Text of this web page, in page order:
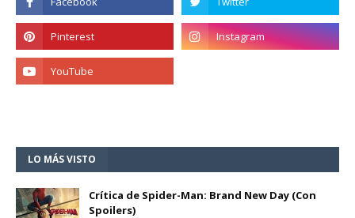
LO MÁS VISTO
Crítica de Spider-Man: Brand New Day (Con
Spoilers)